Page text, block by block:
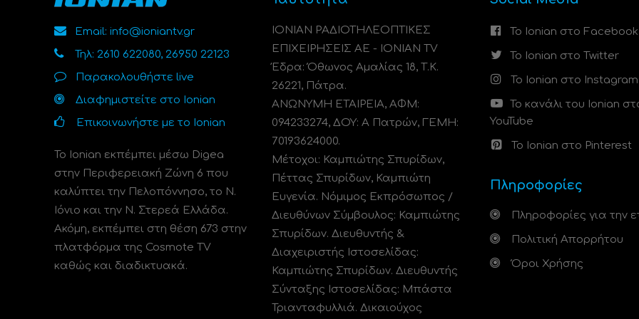
Email: info@ioniantv.gr
Τηλ: 2610 622080, 26950 22123
Παρακολουθήστε live
Διαφημιστείτε στο Ionian
Επικοινωνήστε με το Ionian
Το Ionian εκπέμπει μέσω Digea
στην Περιφερειακή Ζώνη 6 που
καλύπτει την Πελοπόννησο, το N.
Ιόνιο και την Ν. Στερεά Ελλάδα.
Ακόμη, εκπέμπει στη θέση 673 στην
πλατφόρμα της Cosmote TV
καθώς και διαδικτυακά.
ΙΟΝΙΑΝ ΡΑΔΙΟΤΗΛΕΟΠΤΙΚΕΣ
ΕΠΙΧΕΙΡΗΣΕΙΣ ΑΕ - IONIAN TV
Έδρα: Όθωνος Αμαλίας 18, Τ.Κ.
26221, Πάτρα.
ΑΝΩΝΥΜΗ ΕΤΑΙΡΕΙΑ, ΑΦΜ:
094233274, ΔΟΥ: A Πατρών, ΓΕΜΗ:
70193624000.
Μέτοχοι: Καμπιώτης Σπυρίδων,
Πέττας Σπυρίδων, Καμπιώτη
Ευγενία. Νόμιμος Εκπρόσωπος /
Διευθύνων Σύμβουλος: Καμπιώτης
Σπυρίδων. Διευθυντής &
Διαχειριστής Ιστοσελίδας:
Καμπιώτης Σπυρίδων. Διευθυντής
Σύνταξης Ιστοσελίδας: Μπάστα
Τριανταφυλλιά. Δικαιούχος
Το Ionian στο Facebook
Το Ionian στο Twitter
Το Ionian στο Instagram
Το κανάλι του Ionian
YouTube
Το Ionian στο Pinterest
Πληροφορίες
Πληροφορίες για την
Πολιτική Απορρήτου
Όροι Χρήσης